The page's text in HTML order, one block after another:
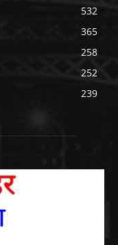
532
365
258
252
239